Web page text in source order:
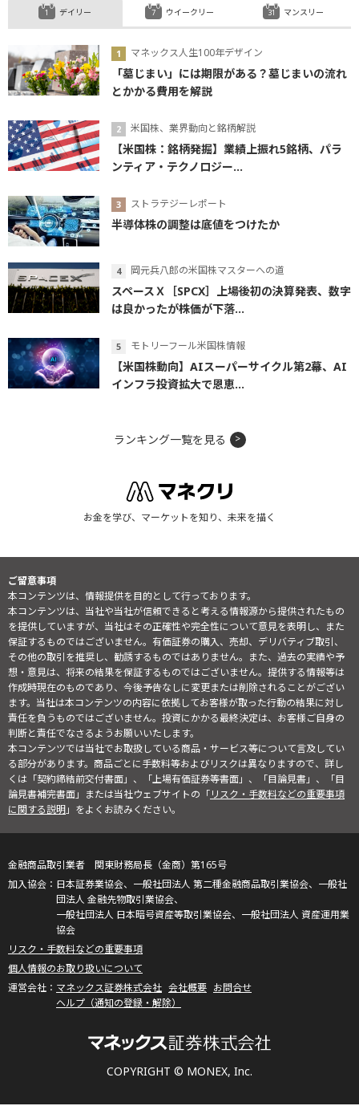
デイリー
マネックス人生100年デザイン
「墓じまい」には期限がある？墓じまいの流れ
とかかる費用を解説
米国株、業界動向と銘柄解説
【米国株：銘柄発掘】業績上振れ5銘柄、パラ
ンティア・テクノロジー...
ストラテジーレポート
半導体株の調整は底値をつけたか
岡元兵八郎の米国株マスターへの道
スペースＸ［SPCX］上場後初の決算発表、数字
は良かったが株価が下落...
モトリーフール米国株情報
【米国株動向】AIスーパーサイクル第2幕、AI
インフラ投資拡大で恩恵...
ウイークリー マンスリー
ランキング一覧を見る
お金を学び、マーケットを知り、未来を描く
ご留意事項
本コンテンツは、情報提供を目的として行っております。
本コンテンツは、当社や当社が信頼できると考える情報源から提供されたもの
を提供していますが、当社はその正確性や完全性について意見を表明し、また
保証するものではございません。有価証券の購入、売却、デリバティブ取引、
その他の取引を推奨し、勧誘するものではありません。また、過去の実績や予
想・意見は、将来の結果を保証するものではございません。提供する情報等は
作成時現在のものであり、今後予告なしに変更または削除されることがござい
ます。当社は本コンテンツの内容に依拠してお客様が取った行動の結果に対し
責任を負うものではございません。投資にかかる最終決定は、お客様ご自身の
判断と責任でなさるようお願いいたします。
本コンテンツでは当社でお取扱している商品・サービス等について言及してい
る部分があります。商品ごとに手数料等およびリスクは異なりますので、詳し
くは「契約締結前交付書面」、「上場有価証券等書面」、「目論見書」、「目
論見書補完書面」または当社ウェブサイトの「リスク・手数料などの重要事項
に関する説明」をよくお読みください。
COPYRIGHT © MONEX, Inc.
金融商品取引業者 関東財務局長（金商）第165号
日本証券業協会、一般社団法人 第二種金融商品取引業協会、一般社
団法人 金融先物取引業協会、
一般社団法人 日本暗号資産等取引業協会、一般社団法人 資産運用業
協会
リスク・手数料などの重要事項
個人情報のお取り扱いについて
マネックス証券株式会社 会社概要 お問合せ
ヘルプ（通知の登録・解除）